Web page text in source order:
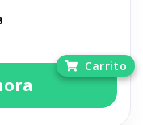
Carrito